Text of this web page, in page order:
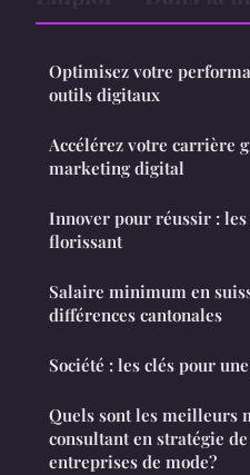
Optimisez votre
outils digitaux
Accélérez votre carrière
marketing digital
Innover pour réussir : les
florissant
Salaire minimum en
différences cantonales
Société : les clés pour
Quels sont les meilleurs
consultant en stratégie
entreprises de mode?